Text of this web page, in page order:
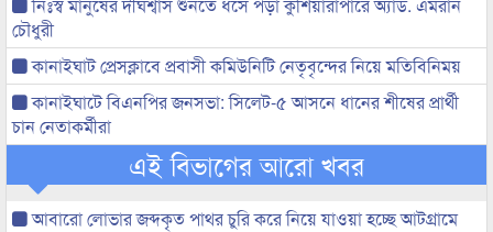
চৌধুরী
কানাইঘাট প্রেসক্লাবে প্রবাসী কমিউনিটি নেতৃবৃন্দের নিয়ে মতিবিনিময়
কানাইঘাটে বিএনপির জনসভা: সিলেট-৫ আসনে ধানের শীষের প্রার্থী
চান নেতাকর্মীরা
এই বিভাগের আরো খবর
আবারো লোভার জব্দকৃত পাথর চুরি করে নিয়ে যাওয়া হচ্ছে আটগ্রামে